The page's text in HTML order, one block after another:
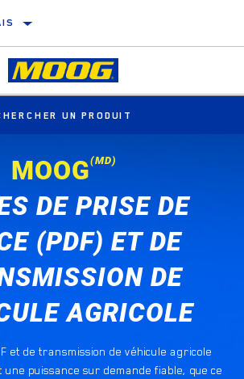
UN PRODUIT
MOOG(MD)
DE PRISE DE
(PDF) ET DE
DE
AGRICOLE
et de transmission de véhicule agricole
une puissance sur demande fiable, que ce